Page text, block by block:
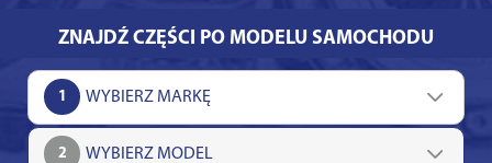
ZNAJDŹ CZĘŚCI PO MODELU SAMOCHODU
1
2